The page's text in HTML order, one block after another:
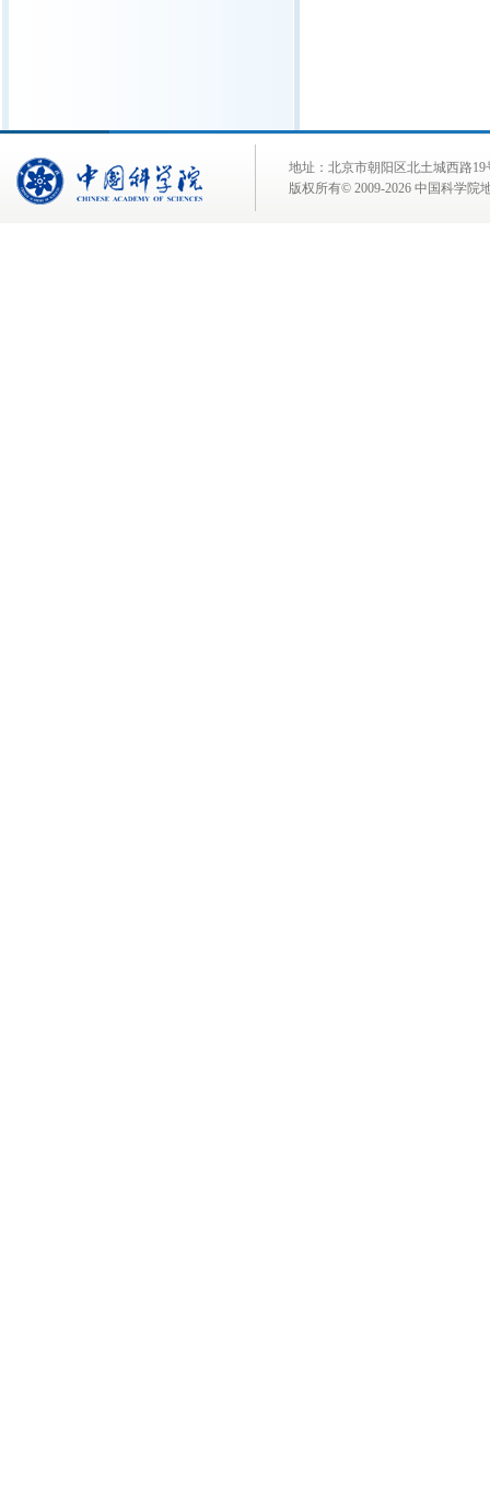
地址：北京市朝阳区北土城西路
版权所有© 2009-2026 中国科学院